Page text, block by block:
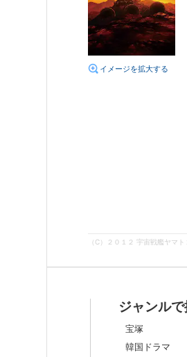
イメージを拡大する
（C）２０１２ 宇宙戦艦ヤマ
ジャンル
宝塚
韓国ドラマ